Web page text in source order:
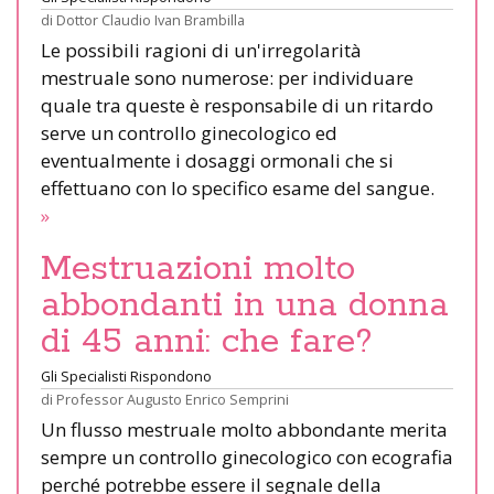
di Dottor Claudio Ivan Brambilla
Le possibili ragioni di un'irregolarità
mestruale sono numerose: per individuare
quale tra queste è responsabile di un ritardo
serve un controllo ginecologico ed
eventualmente i dosaggi ormonali che si
effettuano con lo specifico esame del sangue.
»
Mestruazioni molto
abbondanti in una donna
di 45 anni: che fare?
Gli Specialisti Rispondono
di Professor Augusto Enrico Semprini
Un flusso mestruale molto abbondante merita
sempre un controllo ginecologico con ecografia
perché potrebbe essere il segnale della